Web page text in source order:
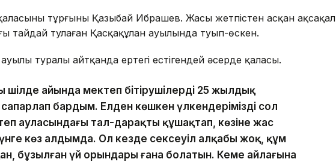
тұрғыны Қазыбай Ибрашев. Жасы жетпістен асқан ақсақал
тайдай тулаған Қасқақұлан ауылында туып-өскен.
ауылы туралы айтқанда ертегі естігендей әсерде қаласың.
айында мектеп бітірушілердің 25 жылдық
бардым. Елден көшкен үлкендеріміздің сол
ауласындағы тал-дарақты құшақтап, көзіне жас
көз алдымда. Ол кезде сексеуіл алқабы жоқ, құм
бұзылған үй орындары ғана болатын. Кеме айлағына